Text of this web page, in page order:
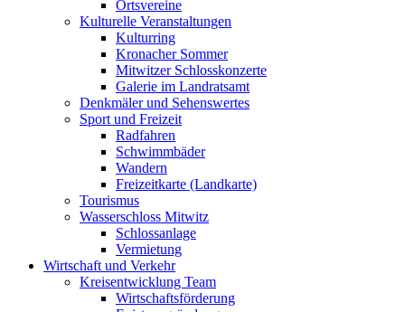
Ortsvereine
Kulturelle Veranstaltungen
Kulturring
Kronacher Sommer
Mitwitzer Schlosskonzerte
Galerie im Landratsamt
Denkmäler und Sehenswertes
Sport und Freizeit
Radfahren
Schwimmbäder
Wandern
Freizeitkarte (Landkarte)
Tourismus
Wasserschloss Mitwitz
Schlossanlage
Vermietung
Wirtschaft und Verkehr
Kreisentwicklung Team
Wirtschaftsförderung